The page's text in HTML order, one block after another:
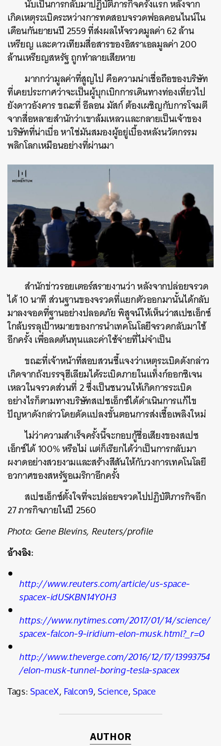
นับเป็นการกลับมาปฏิบัติภารกิจครั้งแรก หลังจาก
เกิดเหตุระเบิดระหว่างการทดสอบจรวดฟอลคอนไนน์ใน
เดือนกันยายนปี 2559 ที่ส่งผลให้จรวดมูลค่า 62 ล้าน
เหรียญ และดาวเทียมสื่อสารของอิสราเอลมูลค่า 200
ล้านเหรียญสหรัฐ ถูกทำลายเสียหาย
มากกว่ามูลค่าที่สูญไป คือความน่าเชื่อถือของบริษัท
ที่เคยประกาศว่าจะเป็นผู้บุกเบิกการเดินทางท่องเที่ยวไป
ยังดาวอังคาร ขณะที่ อีลอน มัสก์ ต้องเผชิญกับการโจมตี
จากสื่อหลายสำนักว่าเขาล้มเหลวและกลายเป็นเจ้าของ
บริษัทที่น่าเบื่อ หาใช่มันสมองผู้อยู่เบื้องหลังนวัตกรรม
พลิกโลกเหมือนอย่างที่ผ่านมา
สำนักข่าวรอยเตอร์สรายงานว่า หลังจากปล่อยจรวด
ได้ 10 นาที ส่วนฐานของจรวดที่แยกตัวออกมานั้นได้กลับ
มาลงจอดที่ฐานอย่างปลอดภัย พิสูจน์ให้เห็นว่าสเปซเอ็กซ์
ใกล้บรรลุเป้าหมายของการนำเทคโนโลยีจรวดกลับมาใช้
อีกครั้ง เพื่อลดต้นทุนและค่าใช้จ่ายที่ไม่จำเป็น
ขณะที่เจ้าหน้าที่สอบสวนชี้แจงว่าเหตุระเบิดดังกล่าว
เกิดจากถังบรรจุฮีเลียมได้ระเบิดภายในแท็งก์ออกซิเจน
เหลวในจรวดส่วนที่ 2 ซึ่งเป็นชนวนให้เกิดการระเบิด
อย่างไรก็ตามทางบริษัทสเปซเอ็กซ์ได้ดำเนินการแก้ไข
ปัญหาดังกล่าวโดยดัดแปลงขั้นตอนการส่งเชื้อเพลิงใหม่
ไม่ว่าความสำเร็จครั้งนี้จะกอบกู้ชื่อเสียงของสเปซ
เอ็กซ์ได้ 100% หรือไม่ แต่ก็เรียกได้ว่าเป็นการกลับมา
ผงาดอย่างสวยงามและสร้างสีสันให้กับวงการเทคโนโลยี
อวกาศของสหรัฐอเมริกาอีกครั้ง
สเปซเอ็กซ์ตั้งใจที่จะปล่อยจรวดไปปฏิบัติภารกิจอีก
27 ภารกิจภายในปี 2560
Photo: Gene Blevins, Reuters/profile
อ้างอิง:
http://www.reuters.com/article/us-space-
spacex-idUSKBN14Y0H3
https://www.nytimes.com/2017/01/14/science/
spacex-falcon-9-iridium-elon-musk.html?_r=0
http://www.theverge.com/2016/12/17/13993754
/elon-musk-tunnel-boring-tesla-spacex
Tags:SpaceX,Falcon9,Science,Space
AUTHOR
ค้นหา
SHARE TWEET LINE EMAIL